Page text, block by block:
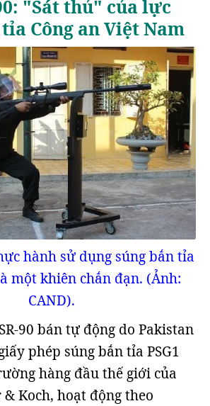
"Sát thủ" của lực
Công an Việt Nam
hành sử dụng súng bắn tỉa
một khiên chắn đạn. (Ảnh:
CAND).
90 bán tự động do Pakistan
phép súng bắn tỉa PSG1
hàng đầu thế giới của
Koch, hoạt động theo